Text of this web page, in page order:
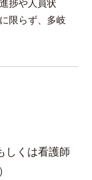
捗や人員状
限らず、多岐
しくは看護師